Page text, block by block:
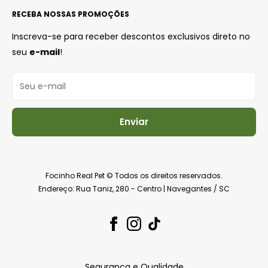
Compra Segura
Trocas e Devoluções
Política de Entrega
Política de Reembolso
RECEBA NOSSAS PROMOÇÕES
Inscreva-se para receber descontos exclusivos direto no
seu e-mail!
Seu e-mail
Enviar
Focinho Real Pet © Todos os direitos reservados.
Endereço: Rua Taniz, 280 - Centro | Navegantes / SC